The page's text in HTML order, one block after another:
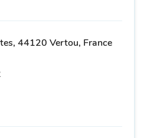
44120 Vertou, France